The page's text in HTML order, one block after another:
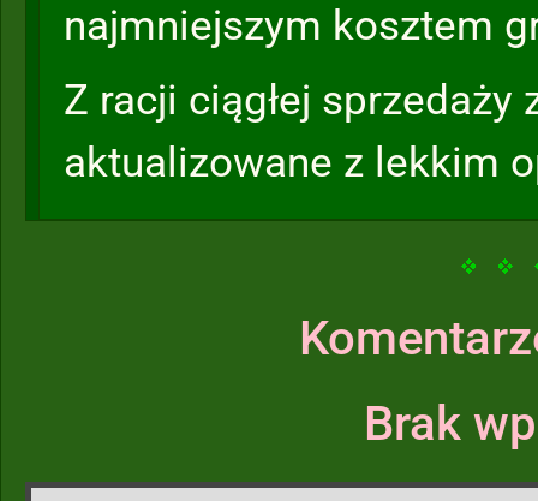
najmniejszym kosztem
Z racji ciągłej sprzedaży
aktualizowane z lekkim
Brak